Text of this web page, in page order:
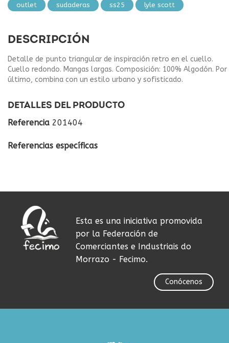
outlet sudaderas ss25 lyle scott
DESCRIPCIÓN
Detalle de punto triangular de inspiración retro en el cuello.
Cuello redondo. Mangas largas. Composición: 100% Algodón. Por
último, combina con un estilo urbano y sofisticado.
DETALLES DEL PRODUCTO
Referencia 201404
Referencias específicas
Esta es una iniciativa promovida
por la Federación de
Comerciantes e Industriais do
Morrazo - Fecimo.
Conócenos